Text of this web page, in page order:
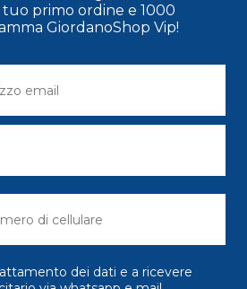
primo ordine e 1000
GiordanoShop Vip!
dei dati e a ricevere